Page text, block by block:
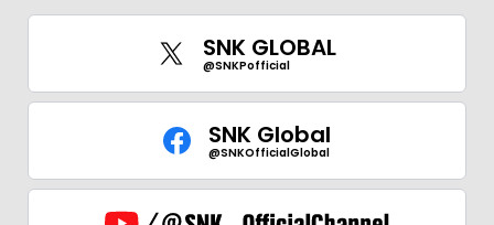
SNK GLOBAL
@SNKPofficial
SNK Global
@SNKOfficialGlobal